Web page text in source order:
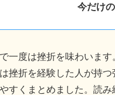
今だけ
一度は挫折を味わいま
挫折を経験した人が持
すくまとめました。読